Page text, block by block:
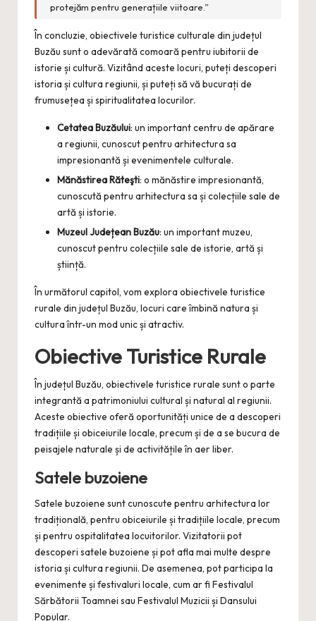
protejăm pentru generațiile viitoare.”
În concluzie, obiectivele turistice culturale din județul
Buzău sunt o adevărată comoară pentru iubitorii de
istorie și cultură. Vizitând aceste locuri, puteți descoperi
istoria și cultura regiunii, și puteți să vă bucurați de
frumusețea și spiritualitatea locurilor.
Cetatea Buzăului: un important centru de apărare
a regiunii, cunoscut pentru arhitectura sa
impresionantă și evenimentele culturale.
Mănăstirea Răteşti: o mănăstire impresionantă,
cunoscută pentru arhitectura sa și colecțiile sale de
artă și istorie.
Muzeul Județean Buzău: un important muzeu,
cunoscut pentru colecțiile sale de istorie, artă și
știință.
În următorul capitol, vom explora obiectivele turistice
rurale din județul Buzău, locuri care îmbină natura și
cultura într-un mod unic și atractiv.
Obiective Turistice Rurale
În județul Buzău, obiectivele turistice rurale sunt o parte
integrantă a patrimoniului cultural și natural al regiunii.
Aceste obiective oferă oportunități unice de a descoperi
tradițiile și obiceiurile locale, precum și de a se bucura de
peisajele naturale și de activitățile în aer liber.
Satele buzoiene
Satele buzoiene sunt cunoscute pentru arhitectura lor
tradițională, pentru obiceiurile și tradițiile locale, precum
și pentru ospitalitatea locuitorilor. Vizitatorii pot
descoperi satele buzoiene și pot afla mai multe despre
istoria și cultura regiunii. De asemenea, pot participa la
evenimente și festivaluri locale, cum ar fi Festivalul
Sărbătorii Toamnei sau Festivalul Muzicii și Dansului
Popular.